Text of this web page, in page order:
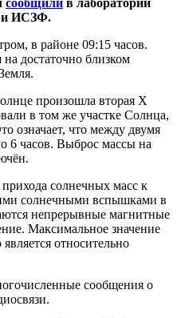
и ИСЗФ.
в районе 09:15 часов.
достаточно близком
произошла вторая X
в том же участке Солнца,
означает, что между двумя
6 часов. Выброс массы на
солнечных масс к
солнечными вспышками в
непрерывные магнитные
Максимальное значение
относительно
сообщения о